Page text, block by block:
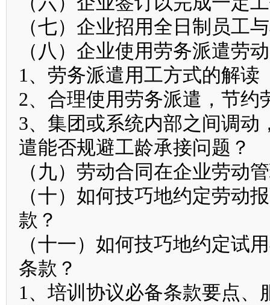
（七）企业招用全日制员工
（八）企业使用劳务派遣劳
1、劳务派遣用工方式的解读
2、合理使用劳务派遣，节
3、集团或系统内部之间调
遣能否规避工龄承接问题？
（九）劳动合同在企业劳动
（十）如何技巧地约定劳动
款？
（十一）如何技巧地约定试
条款？
1、培训协议必备条款要点